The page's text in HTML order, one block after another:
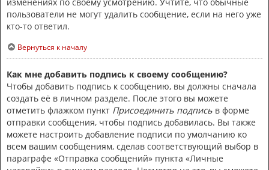
пользователи не могут удалить сообщение, если на него уже
кто-то ответил.
Вернуться к началу
Как мне добавить подпись к своему сообщению?
Чтобы добавить подпись к сообщению, вы должны сначала
создать её в личном разделе. После этого вы можете
отметить флажком пункт Присоединить подпись в форме
отправки сообщения, чтобы подпись добавилась. Вы также
можете настроить добавление подписи по умолчанию ко
всем вашим сообщениям, сделав соответствующий выбор в
параграфе «Отправка сообщений» пункта «Личные